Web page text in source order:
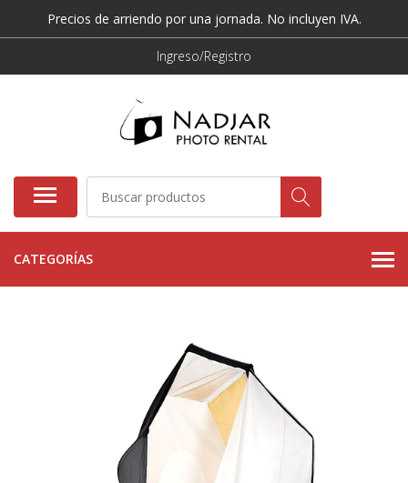
Precios de arriendo por una jornada. No incluyen IVA.
Ingreso/Registro
CATEGORÍAS